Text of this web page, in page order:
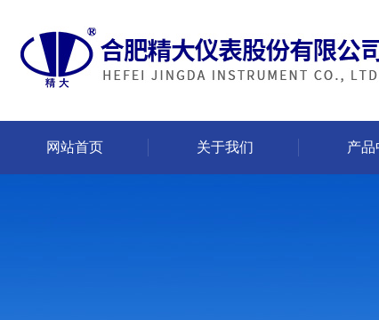
网站首页 关于我们 产品